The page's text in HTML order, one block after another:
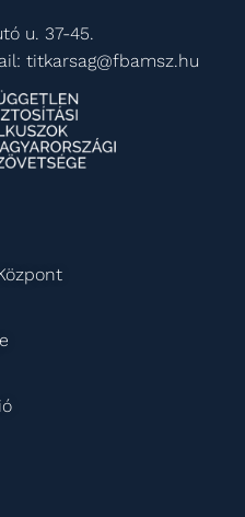
u. 37-45.
titkarsag@fbamsz.hu